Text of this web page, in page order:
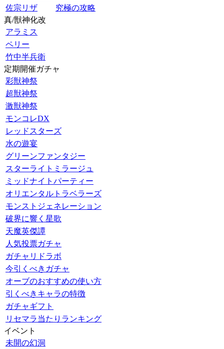
佐宗リザ
究極の攻略
真/獣神化改
アラミス
ペリー
竹中半兵衛
定期開催ガチャ
彩獣神祭
超獣神祭
激獣神祭
モンコレDX
レッドスターズ
水の遊宴
グリーンファンタジー
スターライトミラージュ
ミッドナイトパーティー
オリエンタルトラベラーズ
モンストジェネレーション
破界に響く星歌
天魔英傑譚
人気投票ガチャ
ガチャリドラボ
今引くべきガチャ
オーブのおすすめの使い方
引くべきキャラの特徴
ガチャギフト
リセマラ当たりランキング
イベント
未開の幻洞